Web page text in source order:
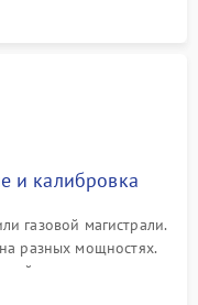
и калибровка
газовой магистрали.
разных мощностях.
таймера, индикаторов
от перегрева.